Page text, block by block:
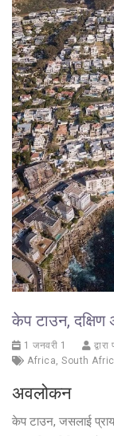
केप टाउन, दक्षिण
1 जनवरी 1
Africa South
अवलोकन
केप टाउन, जसलाई